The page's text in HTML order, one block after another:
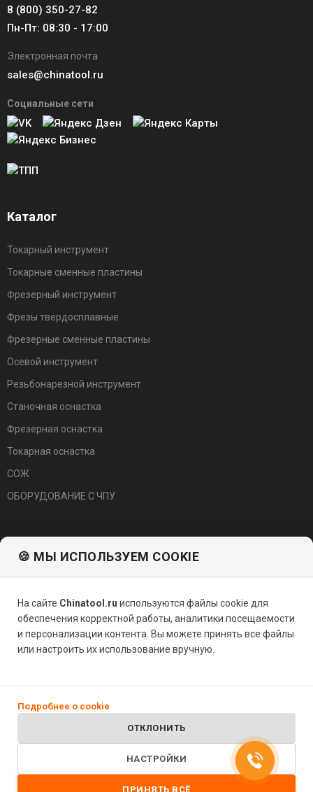
8 (800) 350-27-82
Пн-Пт: 08:30 - 17:00
Электронная почта
sales@chinatool.ru
Социальные сети
Каталог
Токарный инструмент
Токарные сменные пластины
Фрезерный инструмент
Фрезы твердосплавные
Фрезерные сменные пластины
Осевой инструмент
Резьбонарезной инструмент
Станочная оснастка
Фрезерная оснастка
Токарная оснастка
СОЖ
ОБОРУДОВАНИЕ С ЧПУ
Покупателям
Доставка и оплата
Мы снабжаем производства
условиях не является публичной офертой, определяемой
2026 © «КТИ - токарный и фрезерный
🍪 МЫ ИСПОЛЬЗУЕМ COOKIE
На сайте Chinatool.ru используются файлы cookie для
обеспечения корректной работы, аналитики посещаемости
и персонализации контента. Вы можете принять все файлы
или настроить их использование вручную.
Подробнее о cookie
ОТКЛОНИТЬ
НАСТРОЙКИ
ПРИНЯТЬ ВСЁ